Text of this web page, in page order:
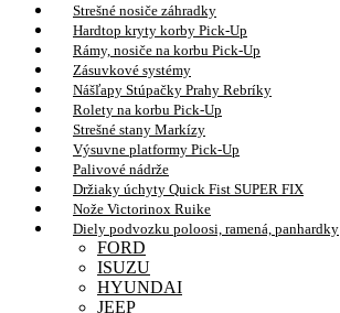
Strešné nosiče záhradky
Hardtop kryty korby Pick-Up
Rámy, nosiče na korbu Pick-Up
Zásuvkové systémy
Nášľapy Stúpačky Prahy Rebríky
Rolety na korbu Pick-Up
Strešné stany Markízy
Výsuvne platformy Pick-Up
Palivové nádrže
Držiaky úchyty Quick Fist SUPER FIX
Nože Victorinox Ruike
Diely podvozku poloosi, ramená, panhardky
FORD
ISUZU
HYUNDAI
JEEP